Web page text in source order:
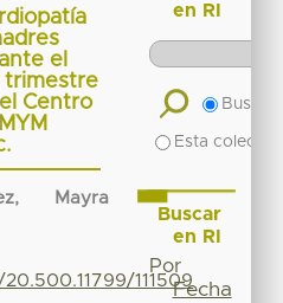
el
trimestre
Centro
Mayra
111509
en RI
Buscar
Esta
Buscar
en RI
Por
Fecha